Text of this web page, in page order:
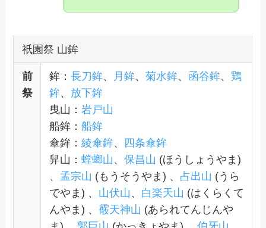
祇園祭 山鉾
前
祭
鉾： 長刀鉾、 月鉾、 菊水鉾、 函谷鉾、 鶏
鉾、 放下鉾
曳山： 岩戸山
船鉾： 船鉾
傘鉾： 綾傘鉾、
四条傘鉾
舁山： 螳螂山 、 保昌山 (ほうしょうやま)
、 孟宗山 (もうそうやま) 、 占出山 (うら
でやま) 、 山伏山 、 白楽天山 (はくらくて
んやま) 、 霰天神山 (あられてんじんや